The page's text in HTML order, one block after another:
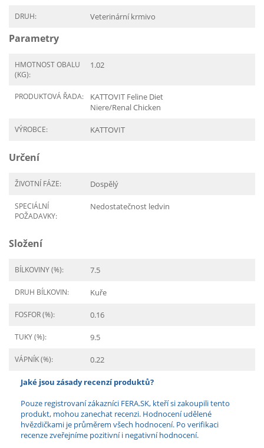
DRUH: Veterinární krmivo
Parametry
HMOTNOST OBALU
(KG):
1.02
PRODUKTOVÁ ŘADA:
KATTOVIT Feline Diet
Niere/Renal Chicken
VÝROBCE: KATTOVIT
Určení
ŽIVOTNÍ FÁZE: Dospělý
SPECIÁLNÍ
POŽADAVKY:
Nedostatečnost ledvin
Složení
BÍLKOVINY (%): 7.5
DRUH BÍLKOVIN: Kuře
FOSFOR (%): 0.16
TUKY (%): 9.5
VÁPNÍK (%): 0.22
Jaké jsou zásady recenzí produktů?
Pouze registrovaní zákazníci FERA.SK, kteří si zakoupili tento
produkt, mohou zanechat recenzi. Hodnocení udělené
hvězdičkami je průměrem všech hodnocení. Po verifikaci
recenze zveřejníme pozitivní i negativní hodnocení.